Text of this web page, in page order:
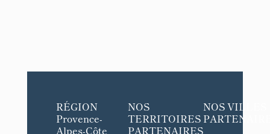
RÉGION
Provence-
Alpes-Côte
NOS
TERRITOIRES
PARTENAIRES
NOS VILLES